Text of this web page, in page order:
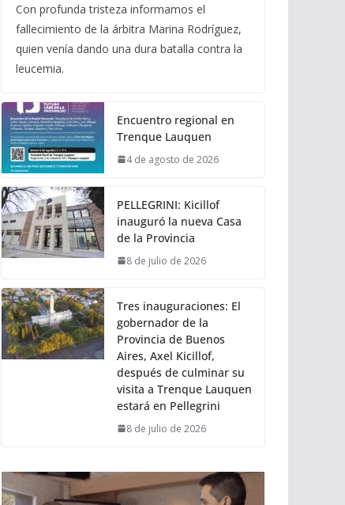
Con profunda tristeza informamos el
fallecimiento de la árbitra Marina Rodríguez,
quien venía dando una dura batalla contra la
leucemia.
Encuentro regional en
Trenque Lauquen
4 de agosto de 2026
PELLEGRINI: Kicillof
inauguró la nueva Casa
de la Provincia
8 de julio de 2026
Tres inauguraciones: El
gobernador de la
Provincia de Buenos
Aires, Axel Kicillof,
después de culminar su
visita a Trenque Lauquen
estará en Pellegrini
8 de julio de 2026